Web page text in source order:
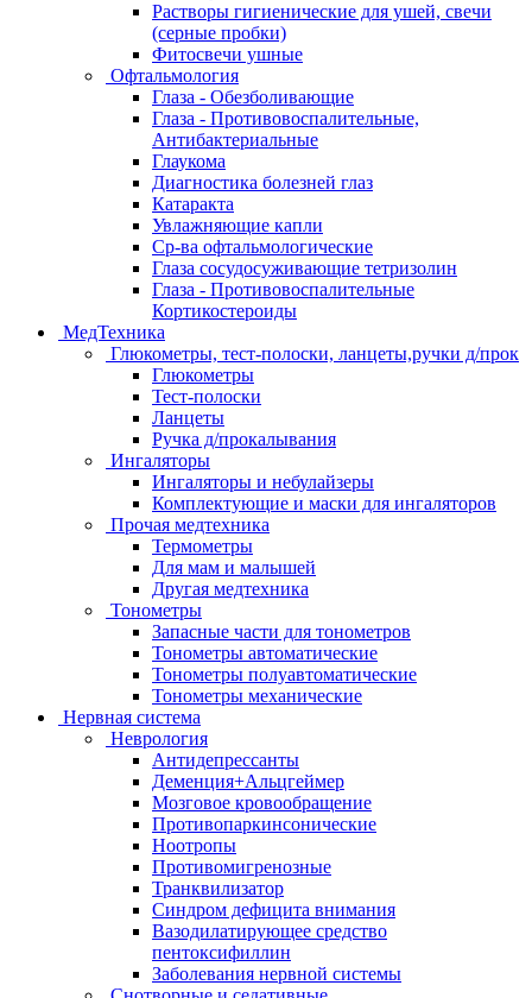
Растворы гигиенические для ушей, свечи
(серные пробки)
Фитосвечи ушные
Офтальмология
Глаза - Обезболивающие
Глаза - Противовоспалительные,
Антибактериальные
Глаукома
Диагностика болезней глаз
Катаракта
Увлажняющие капли
Ср-ва офтальмологические
Глаза сосудосуживающие тетризолин
Глаза - Противовоспалительные
Кортикостероиды
МедТехника
Глюкометры, тест-полоски, ланцеты,ручки д/прок
Глюкометры
Тест-полоски
Ланцеты
Ручка д/прокалывания
Ингаляторы
Ингаляторы и небулайзеры
Комплектующие и маски для ингаляторов
Прочая медтехника
Термометры
Для мам и малышей
Другая медтехника
Тонометры
Запасные части для тонометров
Тонометры автоматические
Тонометры полуавтоматические
Тонометры механические
Нервная система
Неврология
Антидепрессанты
Деменция+Альцгеймер
Мозговое кровообращение
Противопаркинсонические
Ноотропы
Противомигренозные
Транквилизатор
Синдром дефицита внимания
Вазодилатирующее средство
пентоксифиллин
Заболевания нервной системы